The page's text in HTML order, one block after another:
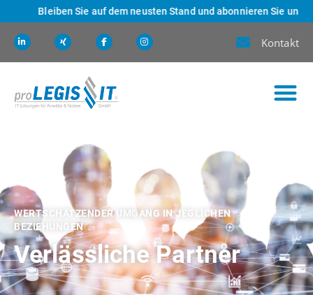
Bleiben Sie auf dem neusten Stand und abonnieren Sie
Kontakt
WERTSCHÄTZENDER UMGANG IN JEGLICHEN
BEZIEHUNGEN
Verlässliche Partner